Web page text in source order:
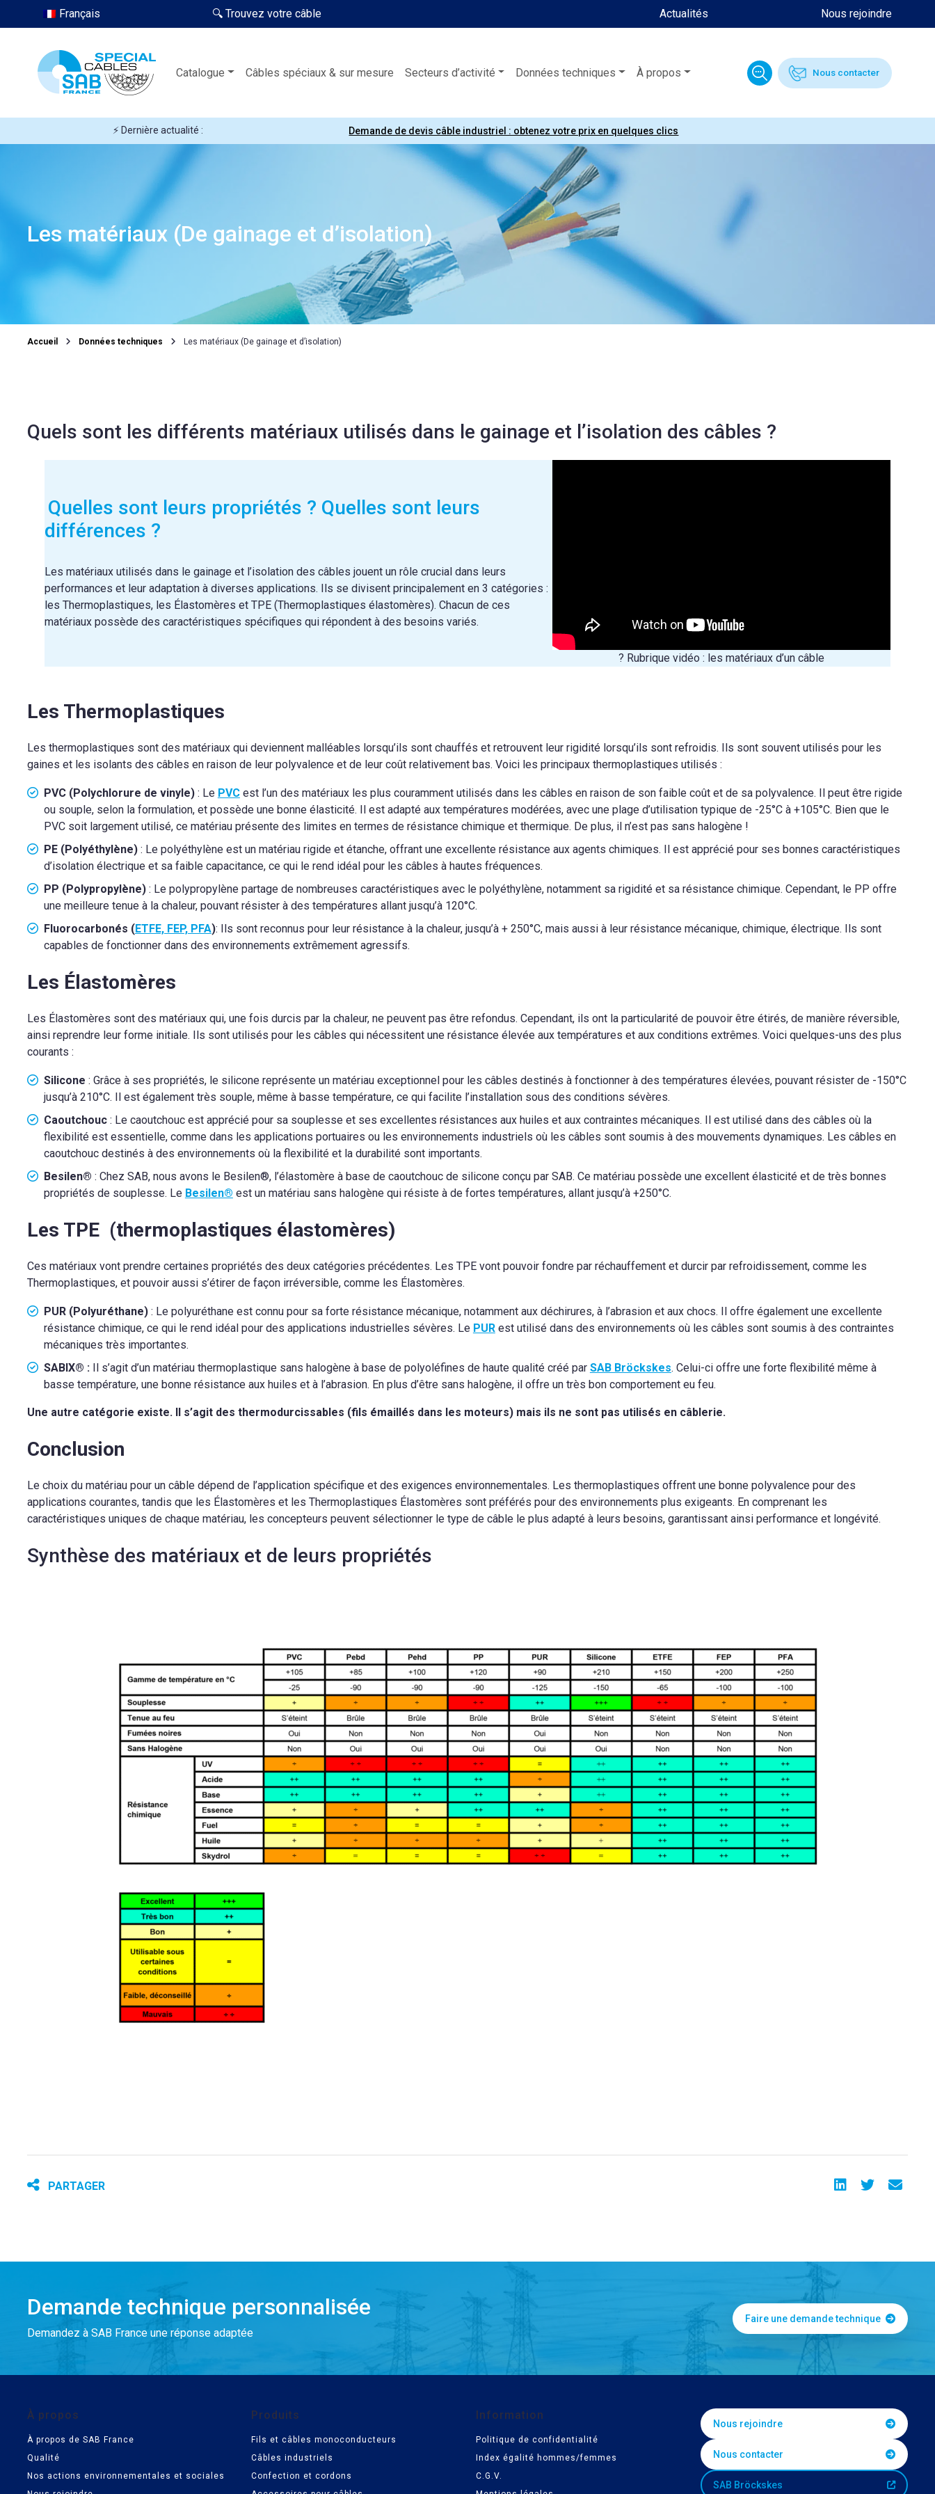
Nous rejoindre
Actualités
🔍 Trouvez votre câble
Français
Catalogue Câbles spéciaux & sur mesure Secteurs d’activité Données techniques À propos Nous contacter
⚡ Dernière actualité : Demande de devis câble industriel : obtenez votre prix en quelques clics
Les matériaux (De gainage et d’isolation)
Accueil Données techniques Les matériaux (De gainage et d’isolation)
Quels sont les différents matériaux utilisés dans le gainage et l’isolation des câbles ?
Quelles sont leurs propriétés ? Quelles sont leurs
différences ?
Les matériaux utilisés dans le gainage et l’isolation des câbles jouent un rôle crucial dans leurs
performances et leur adaptation à diverses applications. Ils se divisent principalement en 3 catégories :
les Thermoplastiques, les Élastomères et TPE (Thermoplastiques élastomères). Chacun de ces
matériaux possède des caractéristiques spécifiques qui répondent à des besoins variés.
? Rubrique vidéo : les matériaux d’un câble
Les Thermoplastiques
Les thermoplastiques sont des matériaux qui deviennent malléables lorsqu’ils sont chauffés et retrouvent leur rigidité lorsqu’ils sont refroidis. Ils sont souvent utilisés pour les
gaines et les isolants des câbles en raison de leur polyvalence et de leur coût relativement bas. Voici les principaux thermoplastiques utilisés :
PVC (Polychlorure de vinyle): Le PVCest l’un des matériaux les plus couramment utilisés dans les câbles en raison de son faible coût et de sa polyvalence. Il peut être rigide
ou souple, selon la formulation, et possède une bonne élasticité. Il est adapté aux températures modérées, avec une plage d’utilisation typique de -25°C à +105°C. Bien que le
PVC soit largement utilisé, ce matériau présente des limites en termes de résistance chimique et thermique. De plus, il n’est pas sans halogène !
PE (Polyéthylène): Le polyéthylène est un matériau rigide et étanche, offrant une excellente résistance aux agents chimiques. Il est apprécié pour ses bonnes caractéristiques
d’isolation électrique et sa faible capacitance, ce qui le rend idéal pour les câbles à hautes fréquences.
PP (Polypropylène): Le polypropylène partage de nombreuses caractéristiques avec le polyéthylène, notamment sa rigidité et sa résistance chimique. Cependant, le PP offre
une meilleure tenue à la chaleur, pouvant résister à des températures allant jusqu’à 120°C.
Fluorocarbonés (ETFE, FEP, PFA): Ils sont reconnus pour leur résistance à la chaleur, jusqu’à + 250°C, mais aussi à leur résistance mécanique, chimique, électrique. Ils sont
capables de fonctionner dans des environnements extrêmement agressifs.
Les Élastomères
Les Élastomères sont des matériaux qui, une fois durcis par la chaleur, ne peuvent pas être refondus. Cependant, ils ont la particularité de pouvoir être étirés, de manière réversible,
ainsi reprendre leur forme initiale. Ils sont utilisés pour les câbles qui nécessitent une résistance élevée aux températures et aux conditions extrêmes. Voici quelques-uns des plus
courants :
Silicone : Grâce à ses propriétés, le silicone représente un matériau exceptionnel pour les câbles destinés à fonctionner à des températures élevées, pouvant résister de -150°C
jusqu’à 210°C. Il est également très souple, même à basse température, ce qui facilite l’installation sous des conditions sévères.
Caoutchouc: Le caoutchouc est apprécié pour sa souplesse et ses excellentes résistances aux huiles et aux contraintes mécaniques. Il est utilisé dans des câbles où la
flexibilité est essentielle, comme dans les applications portuaires ou les environnements industriels où les câbles sont soumis à des mouvements dynamiques. Les câbles en
caoutchouc destinés à des environnements où la flexibilité et la durabilité sont importants.
Besilen® : Chez SAB, nous avons le Besilen®, l’élastomère à base de caoutchouc de silicone conçu par SAB. Ce matériau possède une excellent élasticité et de très bonnes
propriétés de souplesse. Le Besilen® est un matériau sans halogène qui résiste à de fortes températures, allant jusqu’à +250°C.
Les TPE (thermoplastiques élastomères)
Ces matériaux vont prendre certaines propriétés des deux catégories précédentes. Les TPE vont pouvoir fondre par réchauffement et durcir par refroidissement, comme les
Thermoplastiques, et pouvoir aussi s’étirer de façon irréversible, comme les Élastomères.
PUR (Polyuréthane): Le polyuréthane est connu pour sa forte résistance mécanique, notamment aux déchirures, à l’abrasion et aux chocs. Il offre également une excellente
résistance chimique, ce qui le rend idéal pour des applications industrielles sévères. Le PURest utilisé dans des environnements où les câbles sont soumis à des contraintes
mécaniques très importantes.
SABIX® :
Il s’agit d’un matériau thermoplastique sans halogène à base de polyoléfines de haute qualité créé par SAB Bröckskes. Celui-ci offre une forte flexibilité même à
basse température, une bonne résistance aux huiles et à l’abrasion. En plus d’être sans halogène, il offre un très bon comportement eu feu.
Une autre catégorie existe. Il s’agit des thermodurcissables (fils émaillés dans les moteurs) mais ils ne sont pas utilisés en câblerie.
Conclusion
Le choix du matériau pour un câble dépend de l’application spécifique et des exigences environnementales. Les thermoplastiques offrent une bonne polyvalence pour des
applications courantes, tandis que les Élastomères et les Thermoplastiques Élastomères sont préférés pour des environnements plus exigeants. En comprenant les
caractéristiques uniques de chaque matériau, les concepteurs peuvent sélectionner le type de câble le plus adapté à leurs besoins, garantissant ainsi performance et longévité.
Synthèse des matériaux et de leurs propriétés
PARTAGER
Demande technique personnalisée
Demandez à SAB France une réponse adaptée
Faire une demande technique
À propos
À propos de SAB France
Qualité
Nos actions environnementales et sociales
Produits
Fils et câbles monoconducteurs
Câbles industriels
Confection et cordons
Information
Politique de confidentialité
Index égalité hommes/femmes
C.G.V.
Nous rejoindre
Nous contacter
SAB Bröckskes